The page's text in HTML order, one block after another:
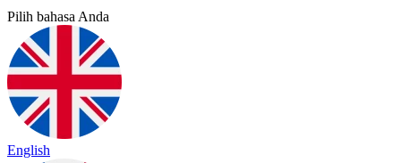
Pilih bahasa Anda
English